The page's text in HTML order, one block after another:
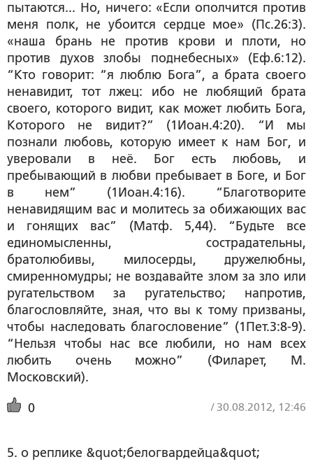
пытаются... Но, ничего: «Если ополчится против
меня полк, не убоится сердце мое» (Пс.26:3).
«наша брань не против крови и плоти, но
против духов злобы поднебесных» (Еф.6:12).
“Кто говорит: “я люблю Бога”, а брата своего
ненавидит, тот лжец: ибо не любящий брата
своего, которого видит, как может любить Бога,
Которого не видит?” (1Иоан.4:20). “И мы
познали любовь, которую имеет к нам Бог, и
уверовали в неё. Бог есть любовь, и
пребывающий в любви пребывает в Боге, и Бог
в нем” (1Иоан.4:16). “Благотворите
ненавидящим вас и молитесь за обижающих вас
и гонящих вас” (Матф. 5,44). “Будьте все
единомысленны, сострадательны,
братолюбивы, милосерды, дружелюбны,
смиренномудры; не воздавайте злом за зло или
ругательством за ругательство; напротив,
благословляйте, зная, что вы к тому призваны,
чтобы наследовать благословение” (1Пет.3:8-9).
“Нельзя чтобы нас все любили, но нам всех
любить очень можно” (Филарет, М.
Московский).
0 / 30.08.2012, 12:46
5. о реплике &quot;белогвардейца&quot;